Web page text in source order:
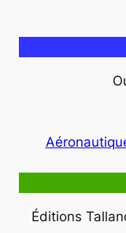
Éditions